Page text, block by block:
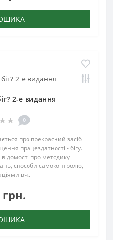
2-е видання
0
про прекрасний засіб
працездатності - бігу.
про методику
способи самоконтролю,
вч..
грн.